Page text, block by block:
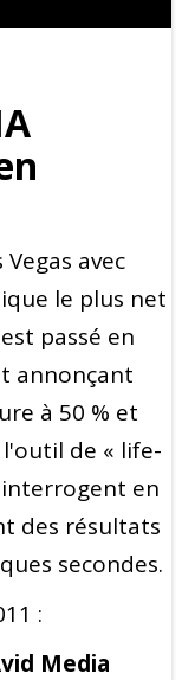
avec
le plus net
passé en
annonçant
à 50 % et
de « life-
en
des résultats
secondes.
:
Media